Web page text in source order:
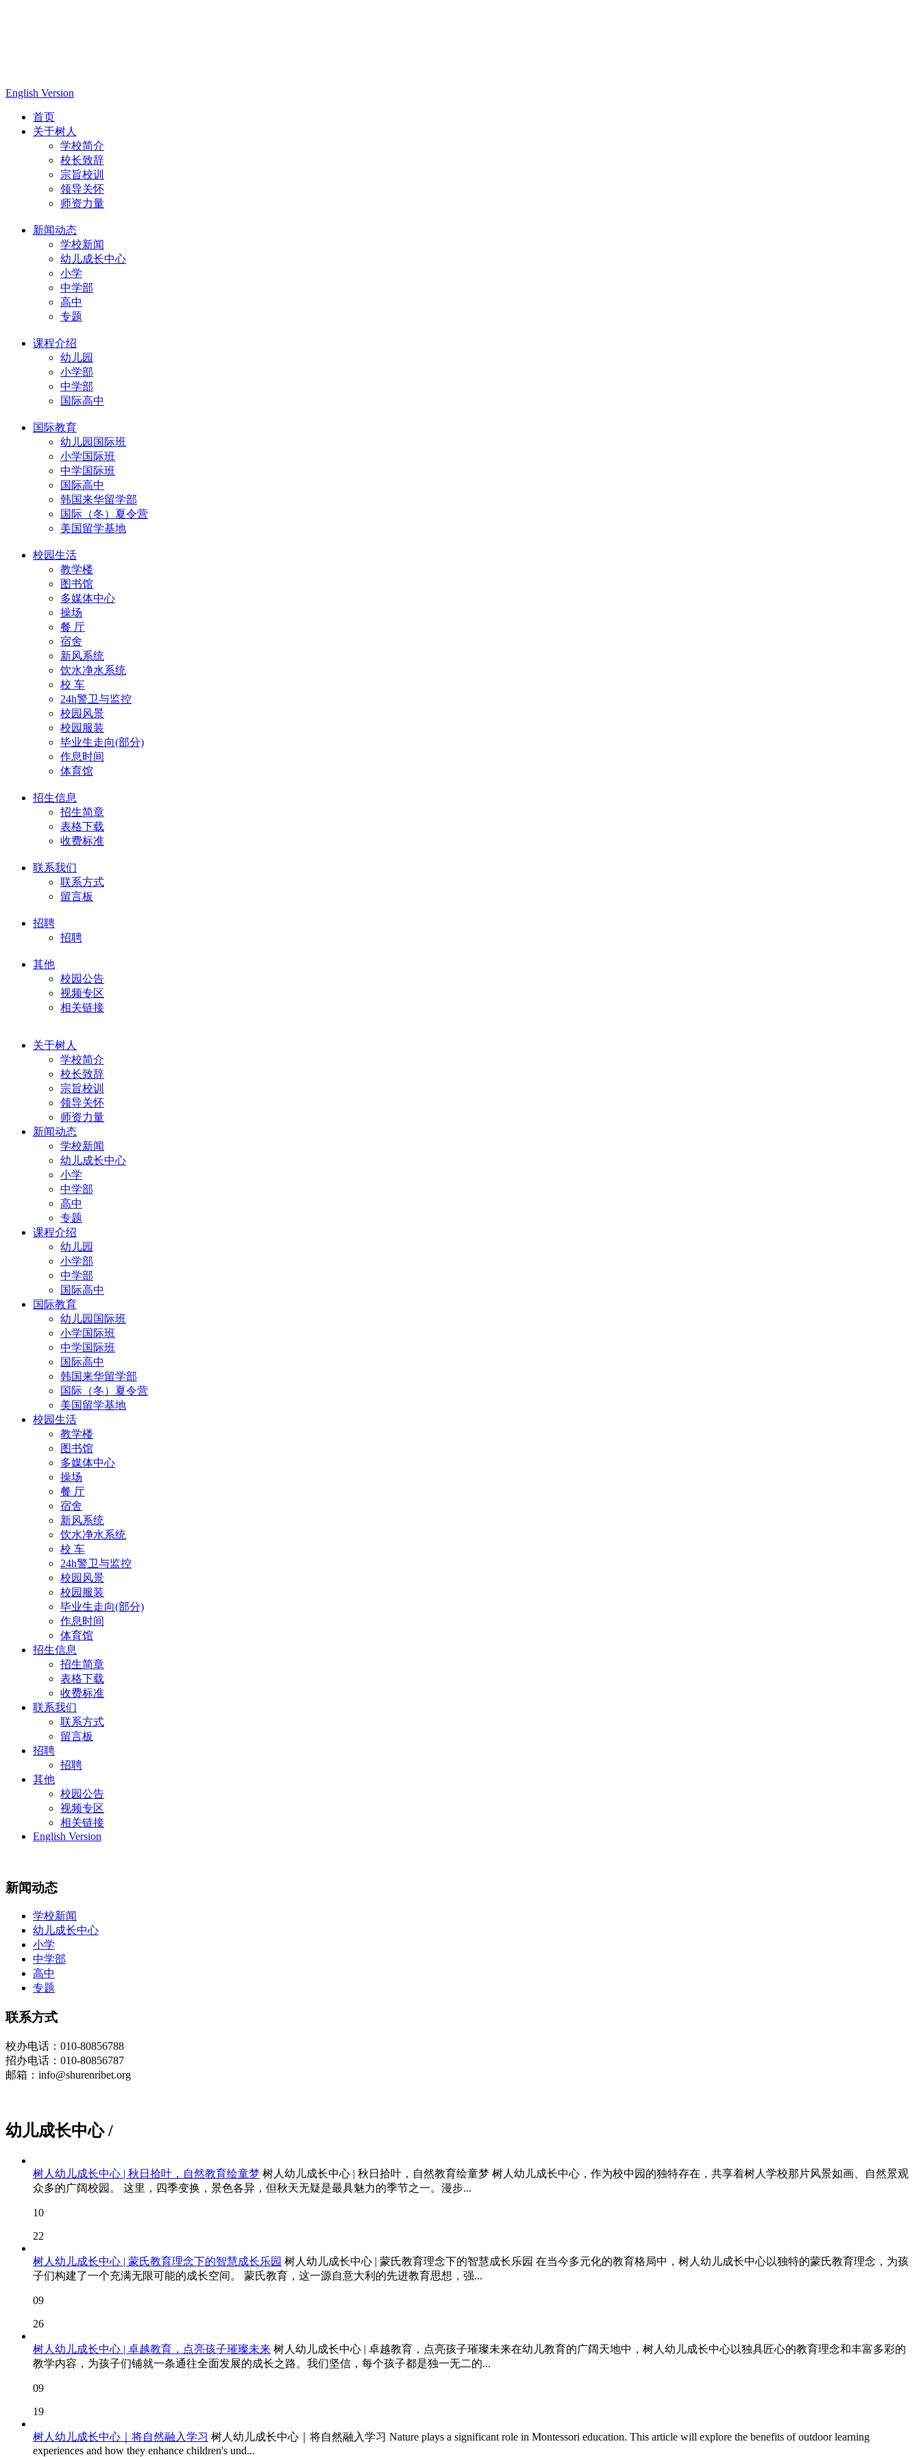
English Version
首页
关于树人
学校简介
校长致辞
宗旨校训
领导关怀
师资力量
新闻动态
学校新闻
幼儿成长中心
小学
中学部
高中
专题
课程介绍
幼儿园
小学部
中学部
国际高中
国际教育
幼儿园国际班
小学国际班
中学国际班
国际高中
韩国来华留学部
国际（冬）夏令营
美国留学基地
校园生活
教学楼
图书馆
多媒体中心
操场
餐 厅
宿舍
新风系统
饮水净水系统
校 车
24h警卫与监控
校园风景
校园服装
毕业生走向(部分)
作息时间
体育馆
招生信息
招生简章
表格下载
收费标准
联系我们
联系方式
留言板
招聘
招聘
其他
校园公告
视频专区
相关链接
关于树人
学校简介
校长致辞
宗旨校训
领导关怀
师资力量
新闻动态
学校新闻
幼儿成长中心
小学
中学部
高中
专题
课程介绍
幼儿园
小学部
中学部
国际高中
国际教育
幼儿园国际班
小学国际班
中学国际班
国际高中
韩国来华留学部
国际（冬）夏令营
美国留学基地
校园生活
教学楼
图书馆
多媒体中心
操场
餐 厅
宿舍
新风系统
饮水净水系统
校 车
24h警卫与监控
校园风景
校园服装
毕业生走向(部分)
作息时间
体育馆
招生信息
招生简章
表格下载
收费标准
联系我们
联系方式
留言板
招聘
招聘
其他
校园公告
视频专区
相关链接
English Version
新闻动态
学校新闻
幼儿成长中心
小学
中学部
高中
专题
联系方式
校办电话 ：010-80856788
招办电话：010-80856787
邮箱：info@shurenribet.org
幼儿成长中心/
树人幼儿成长中心 | 秋日拾叶，自然教育绘童梦 树人幼儿成长中心 | 秋日拾叶，自然教育绘童梦 树人幼儿成长中心，作为校中园的独特存在，共享着树人学校那片风景如画、自然景观
众多的广阔校园。 这里，四季变换，景色各异，但秋天无疑是最具魅力的季节之一。漫步...
10
22
树人幼儿成长中心 | 蒙氏教育理念下的智慧成长乐园 树人幼儿成长中心 | 蒙氏教育理念下的智慧成长乐园 在当今多元化的教育格局中，树人幼儿成长中心以独特的蒙氏教育理念，为孩
子们构建了一个充满无限可能的成长空间。 蒙氏教育，这一源自意大利的先进教育思想，强...
09
26
树人幼儿成长中心 | 卓越教育，点亮孩子璀璨未来 树人幼儿成长中心 | 卓越教育，点亮孩子璀璨未来在幼儿教育的广阔天地中，树人幼儿成长中心以独具匠心的教育理念和丰富多彩的
教学内容，为孩子们铺就一条通往全面发展的成长之路。我们坚信，每个孩子都是独一无二的...
09
19
树人幼儿成长中心｜将自然融入学习 树人幼儿成长中心｜将自然融入学习 Nature plays a significant role in Montessori education. This article will explore the benefits of outdoor learning
experiences and how they enhance children's und...